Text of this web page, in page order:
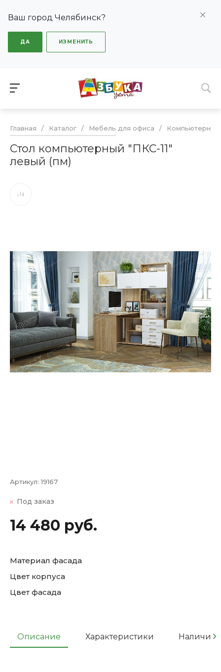
Ваш город Челябинск?
ДА ИЗМЕНИТЬ
Главная / Каталог / Мебель для офиса / Компьютерные
Стол компьютерный "ПКС-11"
левый (пм)
Артикул:19167
Под заказ
14 480 руб.
Материал фасада
Цвет корпуса
Цвет фасада
Описание Характеристики Наличие